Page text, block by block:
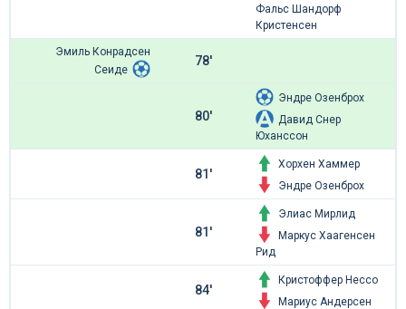
Фальс Шандорф
Кристенсен
Эмиль Конрадсен
Сеиде
78'
80'
Эндре Озенброх
Давид Снер
Юханссон
81'
Хорхен Хаммер
Эндре Озенброх
81'
Элиас Мирлид
Маркус Хаагенсен
Рид
84'
Кристоффер Нессо
Мариус Андерсен